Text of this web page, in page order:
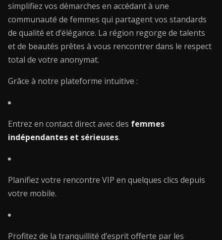
simplifiez vos démarches en accédant à une
communauté de femmes qui partagent vos standards
de qualité et d’élégance. La région regorge de talents
et de beautés prêtes à vous rencontrer dans le respect
total de votre anonymat.
Grâce à notre plateforme intuitive :
Entrez en contact direct avec des femmes
indépendantes et sérieuses.
Planifiez votre rencontre VIP en quelques clics depuis
votre mobile.
Profitez de la tranquillité d’esprit offerte par les